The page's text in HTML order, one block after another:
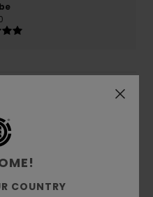
COUNTRY